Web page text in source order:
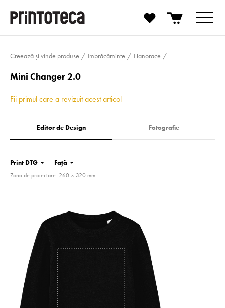
Creează și vinde produse Imbrăcăminte Hanorace
Mini Changer 2.0
Fii primul care a revizuit acest articol
Editor de Design Fotografie
Print DTG Față
Zona de proiectare: 260 × 320 mm